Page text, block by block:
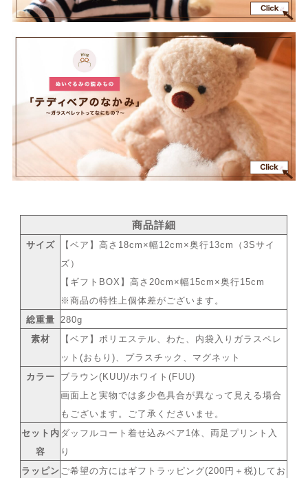
商品詳細
サイズ
【ベア】高さ18cm×幅12cm×奥行13cm（3Sサイ
ズ）
【ギフトBOX】高さ20cm×幅15cm×奥行15cm
※商品の特性上個体差がございます。
総重量
280g
素材
【ベア】ポリエステル、わた、内袋入りガラスペレ
ット(おもり)、プラスチック、マグネット
カラー
ブラウン(KUU)/ホワイト(FUU)
画面上と実物では多少色具合が異なって見える場合
もございます。ご了承くださいませ。
セット内
容
ダッフルコート着せ込みベア1体、両足プリント入
り
ラッピン ご希望の方にはギフトラッピング(200円＋税)してお